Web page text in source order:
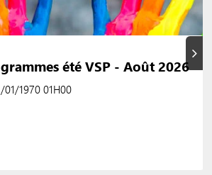
été VSP - Août 2026
01/1970 01H00